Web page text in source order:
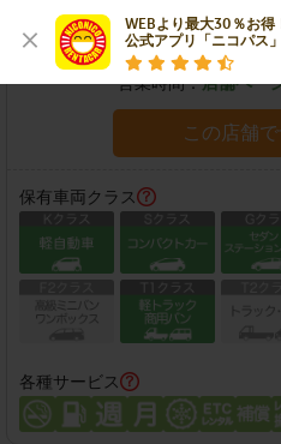
WEBより最大30％お得
公式アプリ「ニコパス」
住所：札幌市手稲区前
営業時間：店舗ペー
この店舗
保有車両クラス
各種サービス